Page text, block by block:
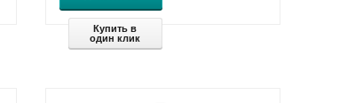
Купить в
один клик